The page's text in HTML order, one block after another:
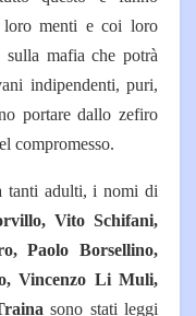
loro menti e coi loro
sulla mafia che potrà
indipendenti, puri,
portare dallo zefiro
compromesso.
tanti adulti, i nomi di
Vito Schifani,
Paolo Borsellino,
Vincenzo Li Muli,
sono stati leggi